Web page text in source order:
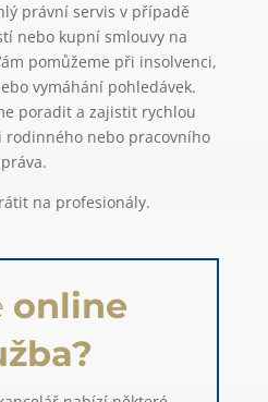
právní servis v případě
nebo kupní smlouvy na
pomůžeme při insolvenci,
vymáhání pohledávek.
poradit a zajistit rychlou
rodinného nebo pracovního
práva.
na profesionály.
online